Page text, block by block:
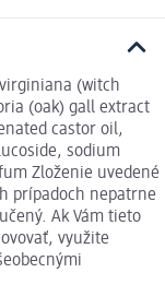
(witch
(oak) gall extract
castor oil,
sodium
Zloženie uvedené
prípadoch nepatrne
Ak Vám tieto
využite